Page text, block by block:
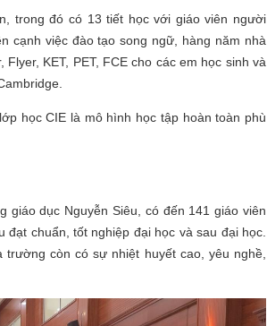
trong đó có 13 tiết học với giáo viên người
cạnh việc đào tạo song ngữ, hàng năm nhà
KET, PET, FCE cho các em học sinh và
học CIE là mô hình học tập hoàn toàn phù
giáo dục Nguyễn Siêu, có đến 141 giáo viên
đạt chuẩn, tốt nghiệp đại học và sau đại học.
còn có sự nhiệt huyết cao, yêu nghề,